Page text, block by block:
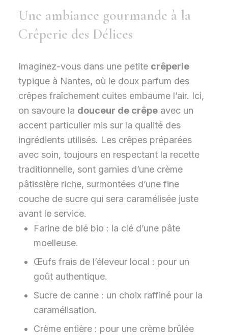
Une ambiance gourmande à la
Crêperie des Délices
Imaginez-vous dans une petite crêperie
typique à Nantes, où le doux parfum des
crêpes fraîchement cuites embaume l’air. Ici,
on savoure la douceur de crêpeavec un
accent particulier mis sur la qualité des
ingrédients utilisés. Les crêpes préparées
avec soin, toujours en respectant la recette
traditionnelle, sont garnies d’une crème
pâtissière riche, surmontées d’une fine
couche de sucre qui sera caramélisée juste
avant le service.
Farine de blé bio : la clé d’une pâte
moelleuse.
Œufs frais de l’éleveur local : pour un
goût authentique.
Sucre de canne : un choix raffiné pour la
caramélisation.
Crème entière : pour une crème brûlée